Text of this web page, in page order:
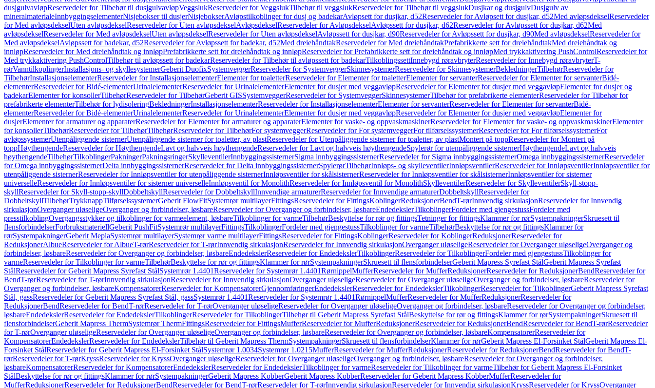
dusjgulvavløpReservedeler for Tilbehør til dusjgulvavløpVeggslukReservedeler for VeggslukTilbehør til veggslukReservedeler for Tilbehør til veggslukDusjkar og dusjgulvDusjgulv av
mineralmaterialeInnbyggingselementerNisjebokser til dusjerNisjebokserAvløpstilkoblinger for dusj og badekarAvløpsett for dusjkar, d52Reservedeler for Avløpsett for dusjkar, d52Med avløpsdekselReservedeler
for Med avløpsdekselUten avløpsdekselReservedeler for Uten avløpsdekselAvløpsdekselReservedeler for AvløpsdekselAvløpssett for dusjkar, d62Reservedeler for Avløpssett for dusjkar, d62Med
avløpsdekselReservedeler for Med avløpsdekselUten avløpsdekselReservedeler for Uten avløpsdekselAvløpssett for dusjkar, d90Reservedeler for Avløpssett for dusjkar, d90Med avløpsdekselReservedeler for
Med avløpsdekselAvløpssett for badekar, d52Reservedeler for Avløpssett for badekar, d52Med dreiehåndtakReservedeler for Med dreiehåndtakPrefabrikkerte sett for dreiehåndtakMed dreiehåndtak og
innløpReservedeler for Med dreiehåndtak og innløpPrefabrikkerte sett for dreiehåndtak og innløpReservedeler for Prefabrikkerte sett for dreiehåndtak og innløpMed trykkaktivering PushControlReservedeler for
Med trykkaktivering PushControlTilbehør til avløpssett for badekarReservedeler for Tilbehør til avløpssett for badekarTilkoblingssettInnebygd røravbryterReservedeler for Innebygd røravbryterT-
rørVanntilkoplingerInstallasjons- og skyllesystemerGeberit DuofixSystemveggerReservedeler for SystemveggerSkinnesystemerReservedeler for SkinnesystemerBekledningerTilbehørReservedeler for
TilbehørInstallasjonselementerReservedeler for InstallasjonselementerElementer for toaletterReservedeler for Elementer for toaletterElementer for servanterReservedeler for Elementer for servanterBidé-
elementerReservedeler for Bidé-elementerUrinalelementerReservedeler for UrinalelementerElementer for dusjer med veggavløpReservedeler for Elementer for dusjer med veggavløpElementer for dusjer og
badekarElementer for konsollerTilbehørReservedeler for TilbehørGeberit GISSystemveggerReservedeler for SystemveggerSkinnesystemerTilbehør for prefabrikerte elementerReservedeler for Tilbehør for
prefabrikerte elementerTilbehør for lydisoleringBekledningerInstallasjonselementerReservedeler for InstallasjonselementerElementer for servanterReservedeler for Elementer for servanterBidé-
elementerReservedeler for Bidé-elementerUrinalelementerReservedeler for UrinalelementerElementer for dusjer med veggavløpReservedeler for Elementer for dusjer med veggavløpElementer for
dusjerElementer for armaturer og apparaterReservedeler for Elementer for armaturer og apparaterElementer for vaske- og oppvaskmaskinerReservedeler for Elementer for vaske- og oppvaskmaskinerElementer
for konsollerTilbehørReservedeler for TilbehørTilbehørReservedeler for TilbehørFor systemveggerReservedeler for For systemveggerFor tilførselssystemerReservedeler for For tilførselssystemerFor
avløpssystemerUtenpåliggende sisternerUtenpåliggende sisterner for toaletter, av plastReservedeler for Utenpåliggende sisterner for toaletter, av plastMontert på toppReservedeler for Montert på
toppHøythengendeReservedeler for HøythengendeLavt og halvveis høythengendeReservedeler for Lavt og halvveis høythengendeSpylerør for utenpåliggende sisternerHøythengendeLavt og halvveis
høythengendeTilbehørTilkoblingerPakningerPakningsringerSkylleventilerInnbyggingssisternerSigma innbyggingssisternerReservedeler for Sigma innbyggingssisternerOmega innbyggingssisternerReservedeler
for Omega innbyggingssisternerDelta innbyggingssisternerReservedeler for Delta innbyggingssisternerSpylerørTilbehørInnløps- og skylleventilerInnløpsventilerReservedeler for InnløpsventilerInnløpsventiler for
utenpåliggende sisternerReservedeler for Innløpsventiler for utenpåliggende sisternerInnløpsventiler for skålsisternerReservedeler for Innløpsventiler for skålsisternerInnløpsventiler for sisterner
universelleReservedeler for Innløpsventiler for sisterner universelleInnløpsventil for MonolithReservedeler for Innløpsventil for MonolithSkylleventilerReservedeler for SkylleventilerSkyll-stopp-
skyllReservedeler for Skyll-stopp-skyllDobbeltskyllReservedeler for DobbeltskyllInnvendige armaturerReservedeler for Innvendige armaturerDobbeltskyllReservedeler for
DobbeltskyllTilbehørTrykknappTilførselssystemerGeberit FlowFitSystemrør multilayerFittingsReservedeler for FittingsKoblingerReduksjonerBendT-rørInnvendig sirkulasjonReservedeler for Innvendig
sirkulasjonOverganger uløseligeOverganger og forbindelser, løsbareReservedeler for Overganger og forbindelser, løsbareEndedekslerTilkoblingerFordeler med gjengestussFordeler med
presstilkoblingOvergangsstykker og tilkoblinger for varmeelement, løsbareTilkoblinger for varmeTilbehørBeskyttelse for rør og fittingsTetninger for fittingsKlammer for rørSystempakningerSkruesett til
flensforbindelserForbruksmateriellGeberit PushFitSystemrør multilayerFittingsTilkoblingerFordeler med gjengestussTilkoblinger for varmeTilbehørBeskyttelse for rør og fittingsKlammer for
rørSystempakningerGeberit MeplaSystemrør multilayerSystemrør varme multilayerFittingsReservedeler for FittingsKoblingerReservedeler for KoblingerReduksjonerReservedeler for
ReduksjonerAlbueReservedeler for AlbueT-rørReservedeler for T-rørInnvendig sirkulasjonReservedeler for Innvendig sirkulasjonOverganger uløseligeReservedeler for Overganger uløseligeOverganger og
forbindelser, løsbareReservedeler for Overganger og forbindelser, løsbareEndedekslerReservedeler for EndedekslerTilkoblingerReservedeler for TilkoblingerFordeler med gjengestussTilkoblinger for
varmeReservedeler for Tilkoblinger for varmeTilbehørBeskyttelse for rør og fittingsKlammer for rørSystempakningerSkruesett til flensforbindelserGeberit Mapress Syrefast StålGeberit Mapress Syrefast
StålReservedeler for Geberit Mapress Syrefast StålSystemrør 1.4401Reservedeler for Systemrør 1.4401RørnippelMufferReservedeler for MufferReduksjonerReservedeler for ReduksjonerBendReservedeler for
BendT-rørReservedeler for T-rørInnvendig sirkulasjonReservedeler for Innvendig sirkulasjonOverganger uløseligeReservedeler for Overganger uløseligeOverganger og forbindelser, løsbareReservedeler for
Overganger og forbindelser, løsbareKompensatorerReservedeler for KompensatorerGjennomføringerEndedekslerReservedeler for EndedekslerTilkoblingerReservedeler for TilkoblingerGeberit Mapress Syrefast
Stål, gassReservedeler for Geberit Mapress Syrefast Stål, gassSystemrør 1.4401Reservedeler for Systemrør 1.4401RørnippelMufferReservedeler for MufferReduksjonerReservedeler for
ReduksjonerBendReservedeler for BendT-rørReservedeler for T-rørOverganger uløseligeReservedeler for Overganger uløseligeOverganger og forbindelser, løsbareReservedeler for Overganger og forbindelser,
løsbareEndedekslerReservedeler for EndedekslerTilkoblingerReservedeler for TilkoblingerTilbehør til Geberit Mapress Syrefast StålBeskyttelse for rør og fittingsKlammer for rørSystempakningerSkruesett til
flensforbindelserGeberit Mapress ThermSystemrør ThermFittingsReservedeler for FittingsMufferReservedeler for MufferReduksjonerReservedeler for ReduksjonerBendReservedeler for BendT-rørReservedeler
for T-rørOverganger uløseligeReservedeler for Overganger uløseligeOverganger og forbindelser, løsbareReservedeler for Overganger og forbindelser, løsbareKompensatorerReservedeler for
KompensatorerEndedekslerReservedeler for EndedekslerTilbehør til Geberit Mapress ThermSystempakningerSkruesett til flensforbindelserKlammer for rørGeberit Mapress El-Forsinket StålGeberit Mapress El-
Forsinket StålReservedeler for Geberit Mapress El-Forsinket StålSystemrør 1.0034Systemrør 1.0215MufferReservedeler for MufferReduksjonerReservedeler for ReduksjonerBendReservedeler for BendT-
rørReservedeler for T-rørKryssReservedeler for KryssOverganger uløseligeReservedeler for Overganger uløseligeOverganger og forbindelser, løsbareReservedeler for Overganger og forbindelser,
løsbareKompensatorerReservedeler for KompensatorerEndedekslerReservedeler for EndedekslerTilkoblinger for varmeReservedeler for Tilkoblinger for varmeTilbehør for Geberit Mapress El-Forsinket
StålBeskyttelse for rør og fittingsKlammer for rørSystempakningerGeberit Mapress KobberGeberit Mapress KobberReservedeler for Geberit Mapress KobberMufferReservedeler for
MufferReduksjonerReservedeler for ReduksjonerBendReservedeler for BendT-rørReservedeler for T-rørInnvendig sirkulasjonReservedeler for Innvendig sirkulasjonKryssReservedeler for KryssOverganger